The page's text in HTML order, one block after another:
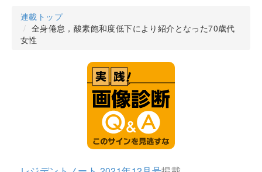
連載トップ
全身倦怠，酸素飽和度低下により紹介となった70歳代
女性